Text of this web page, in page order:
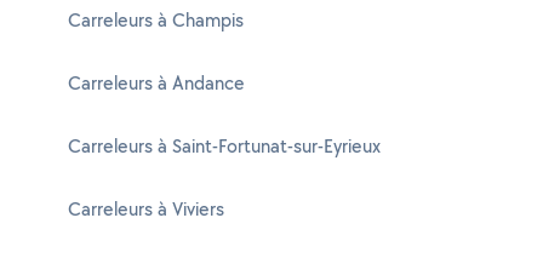
Carreleurs à Champis
Carreleurs à Andance
Carreleurs à Saint-Fortunat-sur-Eyrieux
Carreleurs à Viviers